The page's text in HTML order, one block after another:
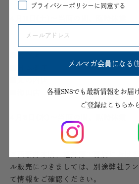
ル販売につきましては、別途弊社ラ
て情報をご確認ください。
プライバシーポリシーに同意する
メルマガ会員になる(
各種SNSでも最新情報をお届
ご登録はこちらか